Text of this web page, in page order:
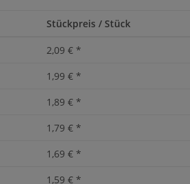
Stückpreis / Stück
2,09 € *
1,99 € *
1,89 € *
1,79 € *
1,69 € *
1,59 € *